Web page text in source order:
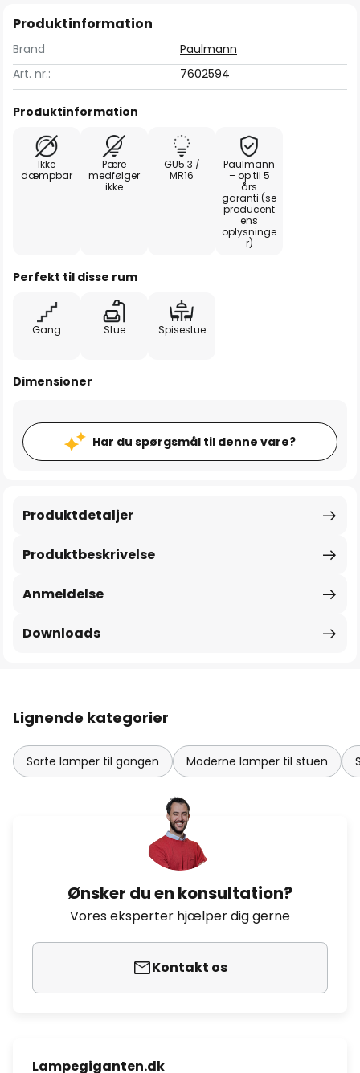
Produktinformation
Brand
Paulmann
Art. nr.:
7602594
Produktinformation
Ikke
dæmpbar
Pære
medfølger
ikke
GU5.3 /
MR16
Paulmann
– op til 5
års
garanti (se
producent
ens
oplysninge
r)
Perfekt til disse rum
Gang Stue Spisestue
Dimensioner
Har du spørgsmål til denne vare?
Produktbeskrivelse
Produktdetaljer
Anmeldelse
Downloads
Lignende kategorier
Sorte lamper til gangen Moderne lamper til stuen
Ønsker du en konsultation?
Vores eksperter hjælper dig gerne
Kontakt os
Lampegiganten.dk